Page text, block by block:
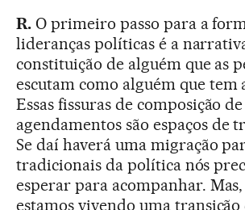
R.O primeiro passo para a
lideranças políticas é a
constituição de alguém que as
escutam como alguém que tem
Essas fissuras de composição de
agendamentos são espaços de
Se daí haverá uma migração
tradicionais da política nós
esperar para acompanhar.
estamos vivendo uma